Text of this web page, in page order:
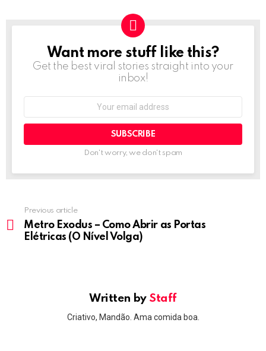
NEWSLETTER
Want more stuff like this?
Get the best viral stories straight into your
inbox!
Don't worry, we don't spam
more
Previous article
Metro Exodus – Como Abrir as Portas
Elétricas (O Nível Volga)
Written by Staff
Criativo, Mandão. Ama comida boa.